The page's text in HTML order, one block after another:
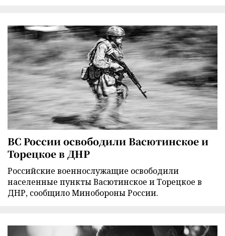
ВС России освободили Васютинское и
Торецкое в ДНР
Российские военнослужащие освободили
населенные пункты Васютинское и Торецкое в
ДНР, сообщило Минобороны России.